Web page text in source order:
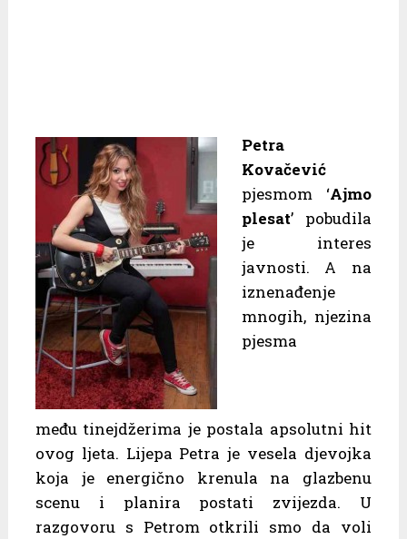
Petra
Kovačević
pjesmom ‘Ajmo
plesat’ pobudila
je interes
javnosti. A na
iznenađenje
mnogih, njezina
pjesma
među tinejdžerima je postala apsolutni hit
ovog ljeta. Lijepa Petra je vesela djevojka
koja je energično krenula na glazbenu
scenu i planira postati zvijezda. U
razgovoru s Petrom otkrili smo da voli